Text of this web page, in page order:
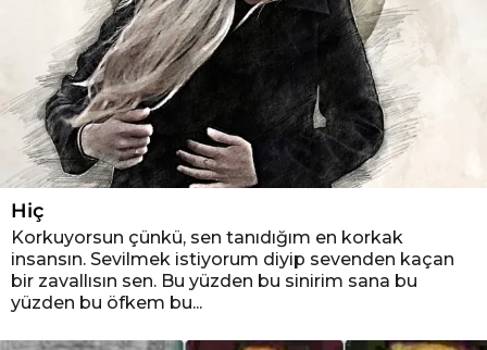
Hiç
Korkuyorsun çünkü, sen tanıdığım en korkak
insansın. Sevilmek istiyorum diyip sevenden kaçan
bir zavallısın sen. Bu yüzden bu sinirim sana bu
yüzden bu öfkem bu...